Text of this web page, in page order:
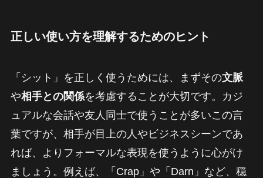
正しい使い方を理解するためのヒント
「シット」を正しく使うためには、まずその文脈
や相手との関係を考慮することが大切です。カジ
ュアルな会話や友人同士で使うことが多いこの言
葉ですが、相手が目上の人やビジネスシーンであ
れば、よりフォーマルな表現を使うように心がけ
ましょう。例えば、「Crap」や「Darn」など、穏